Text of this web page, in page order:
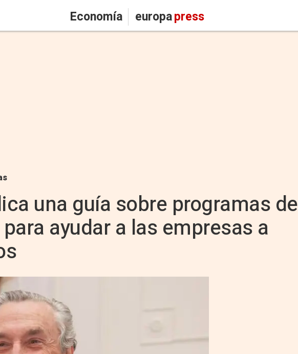
Economía europapress
una guía sobre programas de
ayudar a las empresas a